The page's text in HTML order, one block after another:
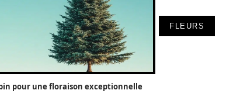
pour une floraison exceptionnelle
FLEURS